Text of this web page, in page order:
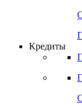
Кредиты